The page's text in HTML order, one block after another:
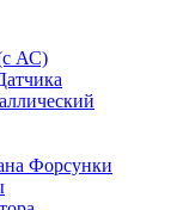
АС)
Форсунки